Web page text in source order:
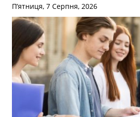
П’ятниця, 7 Серпня, 2026